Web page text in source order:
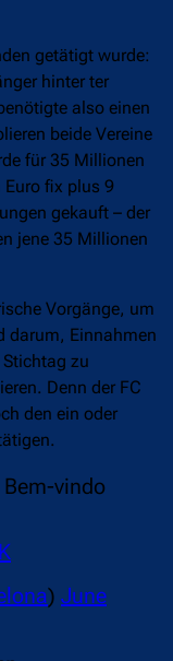
getätigt wurde:
hinter ter
also einen
beide Vereine
für 35 Millionen
fix plus 9
gekauft – der
jene 35 Millionen
Vorgänge, um
darum, Einnahmen
zu
Denn der FC
den ein oder
Bem-vindo
) June